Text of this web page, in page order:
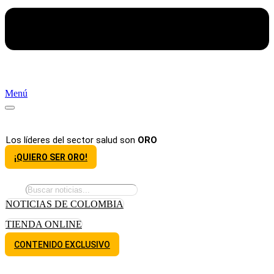
Menú
Los líderes del sector salud son ORO
¡QUIERO SER ORO!
NOTICIAS DE COLOMBIA
TIENDA ONLINE
CONTENIDO EXCLUSIVO